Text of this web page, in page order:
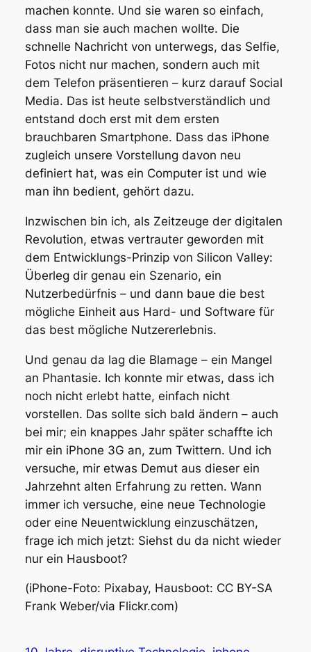
machen konnte. Und sie waren so einfach,
dass man sie auch machen wollte. Die
schnelle Nachricht von unterwegs, das Selfie,
Fotos nicht nur machen, sondern auch mit
dem Telefon präsentieren – kurz darauf Social
Media. Das ist heute selbstverständlich und
entstand doch erst mit dem ersten
brauchbaren Smartphone. Dass das iPhone
zugleich unsere Vorstellung davon neu
definiert hat, was ein Computer ist und wie
man ihn bedient, gehört dazu.
Inzwischen bin ich, als Zeitzeuge der digitalen
Revolution, etwas vertrauter geworden mit
dem Entwicklungs-Prinzip von Silicon Valley:
Überleg dir genau ein Szenario, ein
Nutzerbedürfnis – und dann baue die best
mögliche Einheit aus Hard- und Software für
das best mögliche Nutzererlebnis.
Und genau da lag die Blamage – ein Mangel
an Phantasie. Ich konnte mir etwas, dass ich
noch nicht erlebt hatte, einfach nicht
vorstellen. Das sollte sich bald ändern – auch
bei mir; ein knappes Jahr später schaffte ich
mir ein iPhone 3G an, zum Twittern. Und ich
versuche, mir etwas Demut aus dieser ein
Jahrzehnt alten Erfahrung zu retten. Wann
immer ich versuche, eine neue Technologie
oder eine Neuentwicklung einzuschätzen,
frage ich mich jetzt: Siehst du da nicht wieder
nur ein Hausboot?
(iPhone-Foto: Pixabay, Hausboot: CC BY-SA
Frank Weber/via Flickr.com)